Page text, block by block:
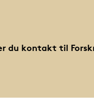
du kontakt til